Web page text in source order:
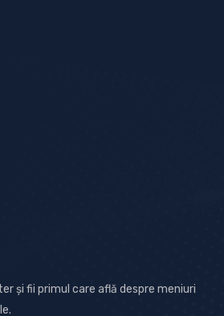
și fii primul care află despre meniuri